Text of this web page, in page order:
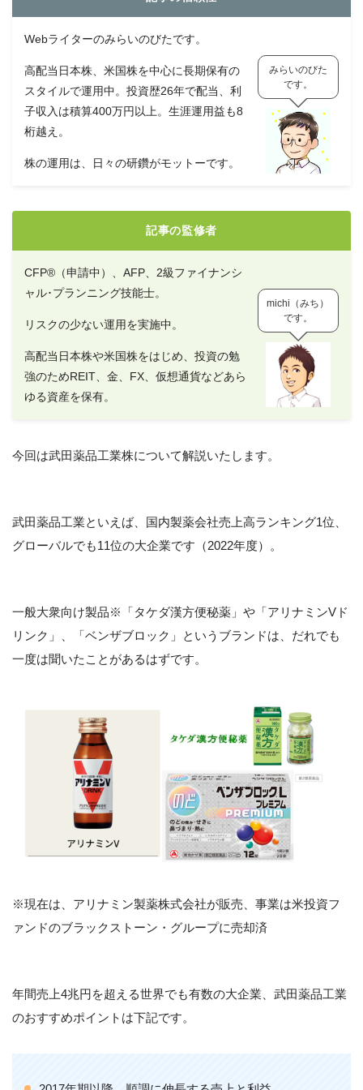
Webライターのみらいのびたです。
高配当日本株、米国株を中心に長期保有の
スタイルで運用中。投資歴26年で配当、利
子収入は積算400万円以上。生涯運用益も8
桁越え。
株の運用は、日々の研鑽がモットーです。
みらいのびた
です。
記事の監修者
CFP®（申請中）、AFP、2級ファイナンシ
ャル･プランニング技能士。
リスクの少ない運用を実施中。
高配当日本株や米国株をはじめ、投資の勉
強のためREIT、金、FX、仮想通貨などあら
ゆる資産を保有。
michi（みち）
です。
今回は武田薬品工業株について解説いたします。
武田薬品工業といえば、国内製薬会社売上高ランキング1位、
グローバルでも11位の大企業です（2022年度）。
一般大衆向け製品※「タケダ漢方便秘薬」や「アリナミンVド
リンク」、「ベンザブロック」というブランドは、だれでも
一度は聞いたことがあるはずです。
※現在は、アリナミン製薬株式会社が販売、事業は米投資フ
ァンドのブラックストーン・グループに売却済
年間売上4兆円を超える世界でも有数の大企業、武田薬品工業
のおすすめポイントは下記です。